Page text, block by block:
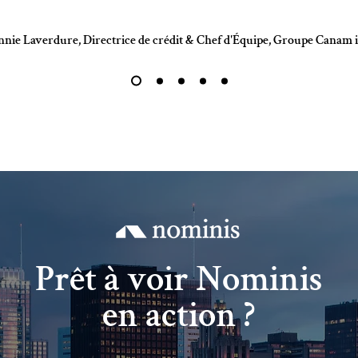
Laverdure, Directrice de crédit & Chef d'Équipe, Groupe Canam
Prêt à voir Nominis
en action ?